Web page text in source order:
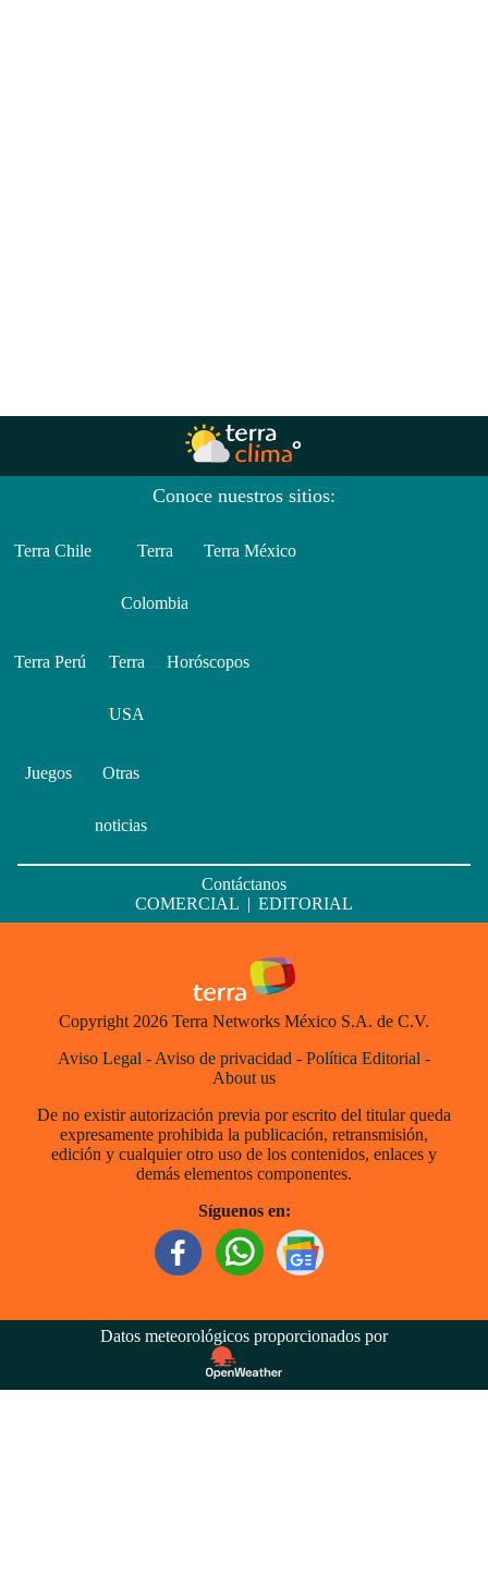
Conoce nuestros sitios:
Terra Chile Terra
Colombia
Terra México
Terra Perú Terra
USA
Horóscopos
Juegos Otras
noticias
Contáctanos
COMERCIAL | EDITORIAL
Copyright 2026 Terra Networks México S.A. de C.V.
Aviso Legal - Aviso de privacidad - Política Editorial -
About us
De no existir autorización previa por escrito del titular queda
expresamente prohibida la publicación, retransmisión,
edición y cualquier otro uso de los contenidos, enlaces y
demás elementos componentes.
Síguenos en:
Datos meteorológicos proporcionados por